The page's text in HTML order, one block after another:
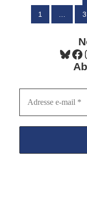
1
Bluesky Facebook